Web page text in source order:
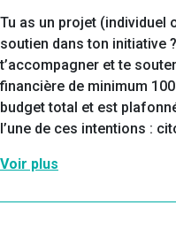
Tu as un projet (individuel
soutien dans ton initiative
t’accompagner et te
financière de minimum
budget total et est
l’une de ces intentions :
Voir plus